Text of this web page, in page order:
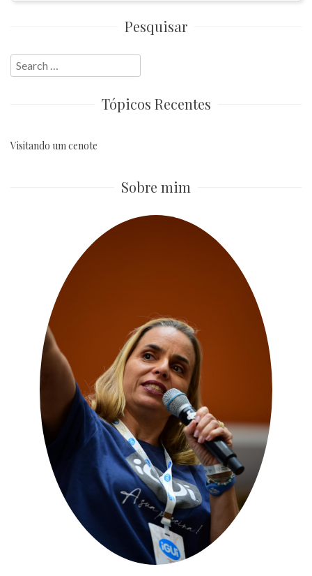
Pesquisar
Search
for:
Tópicos Recentes
Visitando um cenote
Sobre mim